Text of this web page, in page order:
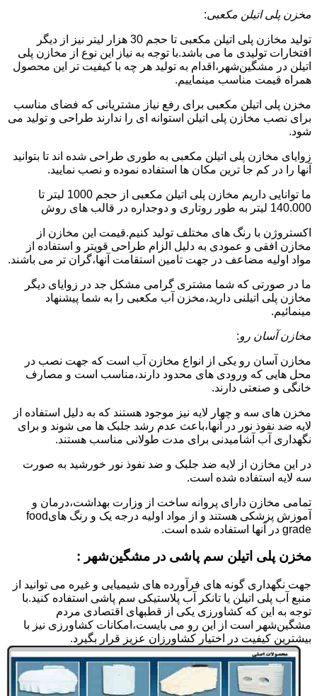
مخزن پلی اتیلن مکعبی:
تولید مخازن پلی اتیلن مکعبی تا حجم 30 هزار لیتر نیز از دیگر
افتخارات تولیدی ما می باشد.با توجه به نیاز این نوع از مخازن پلی
اتیلن در مشگین‌شهر،اقدام به تولید هر چه با کیفیت تر این محصول
همراه قیمت مناسب مینماییم.
مخزن پلی اتیلن مکعبی برای رفع نیاز مشتریانی که فضای مناسب
برای نصب مخازن پلی اتیلن استوانه ای را ندارند طراحی و تولید می
شود.
زوایای مخازن پلی اتیلن مکعبی به طوری طراحی شده اند تا بتوانید
آنها را در کم جا ترین مکان ها استفاده نموده و نصب نمایید.
ما توانایی داریم مخازن پلی اتیلن مکعبی از حجم 1000 لیتر تا
140.000 لیتر به طور روتاری و دوجداره در قالب های روش
اکستروژن با رنگ های مختلف تولید کنیم.قیمت این مخازن از
مخازن افقی و عمودی به دلیل الزام طراحی قویتر و استفاده از
مواد اولیه مضاعف در جهت تامین استقامت آنها،گران تر می باشند.
ما در صورتی که شما مشتری گرامی مشکل جد در زوایای دیگر
مخازن پلی اتیلنی دارید،مخزن آب مکعبی را به شما پیشنهاد
مینمائیم.
مخازن آسان رو:
مخازن آسان رو یکی از انواع مخازن آب است که جهت نصب در
محل هایی که ورودی های محدود دارند،مناسب است و مصارف
خانگی و صنعتی دارند.
مخزن های سه و چهار لایه نیز موجود هستند که به دلیل استفاده از
لایه ضد نفوذ نور در آنها،باعث عدم رشد جلبک ها می شوند و برای
نگهداری آب آشامیدنی برای مدت طولانی مناسب هستند.
در این مخازن از لایه ضد جلبک و ضد نفوذ نور خورشید به صورت
سه لایه استفاده شده است.
تمامی مخازن دارای پروانه ساخت از وزارت بهداشت،درمان و
آموزش پزشکی هستند و از مواد اولیه درجه یک و رنگ هایfood
grade در آنها استفاده شده است.
مخزن پلی اتیلن سم پاشی در مشگین‌شهر :
جهت نگهداری گونه های فرآورده های شیمیایی و غیره می توانید از
منبع آب پلی اتیلن یا تانکر آب پلاستیکی سم پاشی استفاده کنید.با
توجه به این که کشاورزی یکی از قطبهای اقتصادی مردم
مشگین‌شهر است از این رو می بایست،امکانات کشاورزی نیز با
بیشترین کیفیت در اختیار کشاورزان عزیز قرار بگیرد.